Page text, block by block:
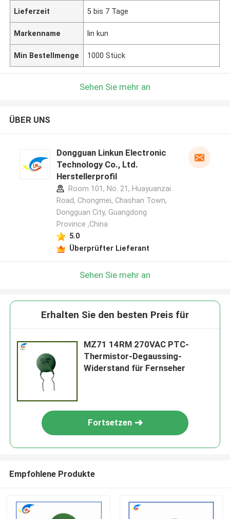
Lieferzeit 5 bis 7 Tage
Markenname lin kun
Min Bestellmenge 1000 Stück
Sehen Sie mehr an
ÜBER UNS
Dongguan Linkun Electronic
Technology Co., Ltd.
Herstellerprofil
Room 101, No. 21, Huayuanzai
Road, Chongmei, Chashan Town,
Dongguan City, Guangdong
Province ,China
5.0
Überprüfter Lieferant
Sehen Sie mehr an
Erhalten Sie den besten Preis für
MZ71 14RM 270VAC PTC-
Thermistor-Degaussing-
Widerstand für Fernseher
Fortsetzen
Empfohlene Produkte